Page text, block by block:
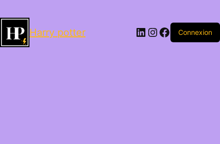
Harry potter LinkedIn
Instagram
Facebook
Connexion